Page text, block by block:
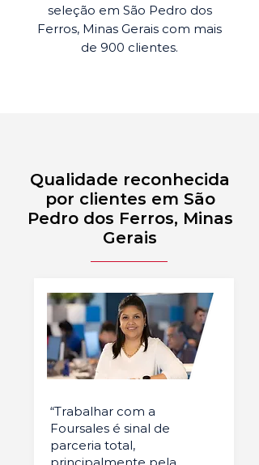
seleção em São Pedro dos
Ferros, Minas Gerais com mais
de 900 clientes.
Qualidade reconhecida
por clientes em São
Pedro dos Ferros, Minas
Gerais
“Trabalhar com a
Foursales é sinal de
parceria total,